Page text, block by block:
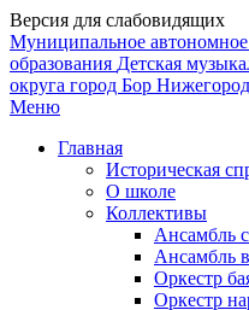
Версия для слабовидящих
Муниципальное
образования Детская
округа город Бор
Меню
Главная
Историческая
О школе
Коллективы
Ансамбль
Ансамбль
Оркестр
Оркестр